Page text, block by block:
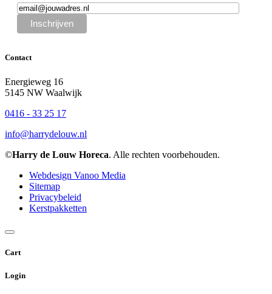
Contact
Energieweg 16
5145 NW Waalwijk
0416 - 33 25 17
info@harrydelouw.nl
©Harry de Louw Horeca. Alle rechten voorbehouden.
Webdesign Vanoo Media
Sitemap
Privacybeleid
Kerstpakketten
Cart
Login